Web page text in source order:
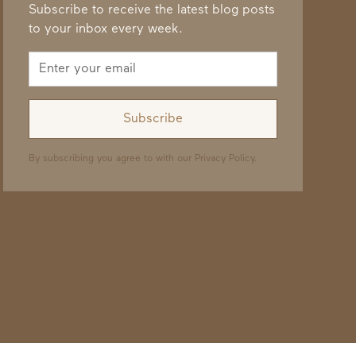
Subscribe to receive the latest blog posts
to your inbox every week.
By subscribing you agree to with our Privacy Policy.